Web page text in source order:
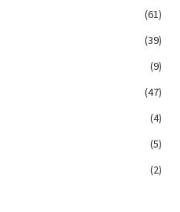
(61)
(39)
(9)
(47)
(4)
(5)
(2)